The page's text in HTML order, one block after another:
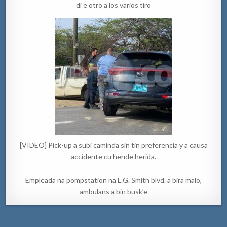
di e otro a los varios tiro
[VIDEO] Pick-up a subi caminda sin tin preferencia y a causa
accidente cu hende herida.
Empleada na pompstation na L.G. Smith blvd. a bira malo,
ambulans a bin busk’e